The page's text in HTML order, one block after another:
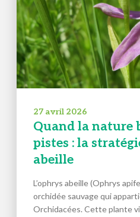
27 avril 2026
Quand la nature
pistes : la
abeille
L’ophrys abeille (Ophrys
orchidée sauvage qui
Orchidacées. Cette plante